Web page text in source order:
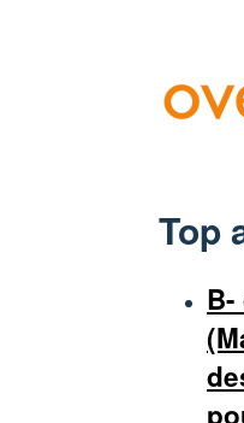
Top
B-